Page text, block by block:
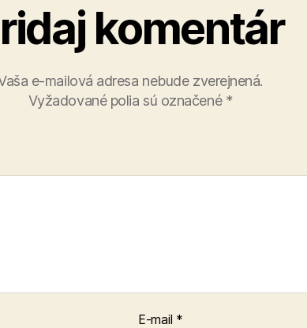
komentár
e-mailová adresa nebude zverejnená.
Vyžadované polia sú označené *
E-mail *